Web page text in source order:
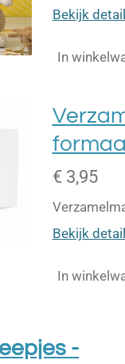
Bekijk
In
€ 3,95
Bekijk
In
-